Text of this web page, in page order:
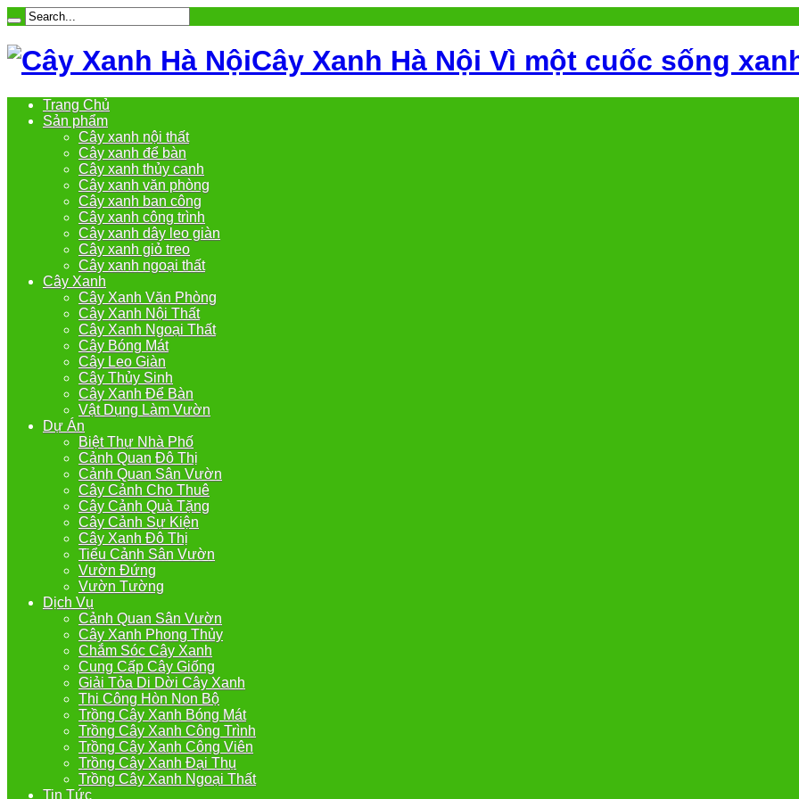
Cây Xanh Hà Nội Vì một cuốc sống
Trang Chủ
Sản phẩm
Cây xanh nội thất
Cây xanh để bàn
Cây xanh thủy canh
Cây xanh văn phòng
Cây xanh ban công
Cây xanh công trình
Cây xanh dây leo giàn
Cây xanh giỏ treo
Cây xanh ngoại thất
Cây Xanh
Cây Xanh Văn Phòng
Cây Xanh Nội Thất
Cây Xanh Ngoại Thất
Cây Bóng Mát
Cây Leo Giàn
Cây Thủy Sinh
Cây Xanh Để Bàn
Vật Dụng Làm Vườn
Dự Án
Biệt Thự Nhà Phố
Cảnh Quan Đô Thị
Cảnh Quan Sân Vườn
Cây Cảnh Cho Thuê
Cây Cảnh Quà Tặng
Cây Cảnh Sự Kiện
Cây Xanh Đô Thị
Tiểu Cảnh Sân Vườn
Vườn Đứng
Vườn Tường
Dịch Vụ
Cảnh Quan Sân Vườn
Cây Xanh Phong Thủy
Chắm Sóc Cây Xanh
Cung Cấp Cây Giống
Giải Tỏa Di Dời Cây Xanh
Thi Công Hòn Non Bộ
Trồng Cây Xanh Bóng Mát
Trồng Cây Xanh Công Trình
Trồng Cây Xanh Công Viên
Trồng Cây Xanh Đại Thụ
Trồng Cây Xanh Ngoại Thất
Tin Tức